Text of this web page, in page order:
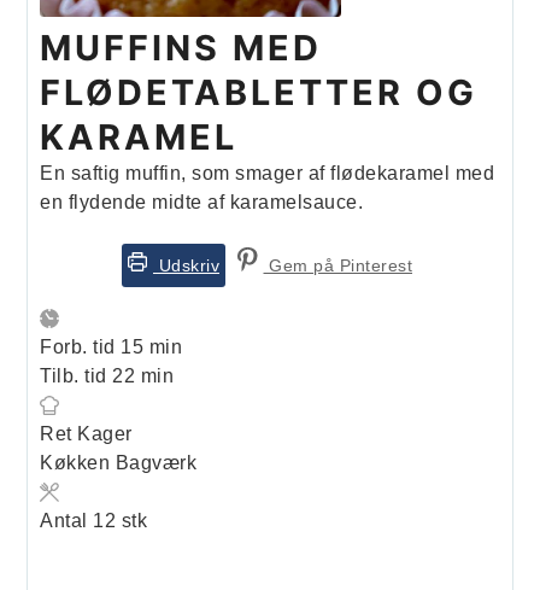
MUFFINS MED
FLØDETABLETTER OG
KARAMEL
En saftig muffin, som smager af flødekaramel med
en flydende midte af karamelsauce.
Udskriv Gem på Pinterest
Forb. tid 15minutter
min
Tilb. tid 22 minutter
min
Ret Kager
Køkken Bagværk
Antal 12 stk